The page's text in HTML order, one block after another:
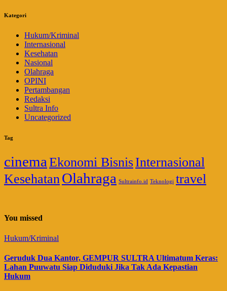
Kategori
Hukum/Kriminal
Internasional
Kesehatan
Nasional
Olahraga
OPINI
Pertambangan
Redaksi
Sultra Info
Uncategorized
Tag
cinema Ekonomi BisnisInternasional
KesehatanOlahraga Sultrainfo.id Teknologi travel
You missed
Hukum/Kriminal
Geruduk Dua Kantor, GEMPUR SULTRA Ultimatum Keras:
Lahan Puuwatu Siap Diduduki Jika Tak Ada Kepastian
Hukum